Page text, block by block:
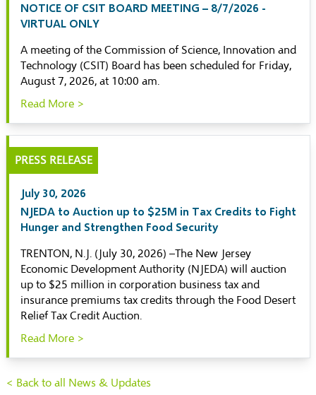
NOTICE OF CSIT BOARD MEETING – 8/7/2026 -
VIRTUAL ONLY
A meeting of the Commission of Science, Innovation and
Technology (CSIT) Board has been scheduled for Friday,
August 7, 2026, at 10:00 am.
Read More >
PRESS RELEASE
July 30, 2026
NJEDA to Auction up to $25M in Tax Credits to Fight
Hunger and Strengthen Food Security
TRENTON, N.J. (July 30, 2026) –The New Jersey
Economic Development Authority (NJEDA) will auction
up to $25 million in corporation business tax and
insurance premiums tax credits through the Food Desert
Relief Tax Credit Auction.
Read More >
< Back to all News & Updates